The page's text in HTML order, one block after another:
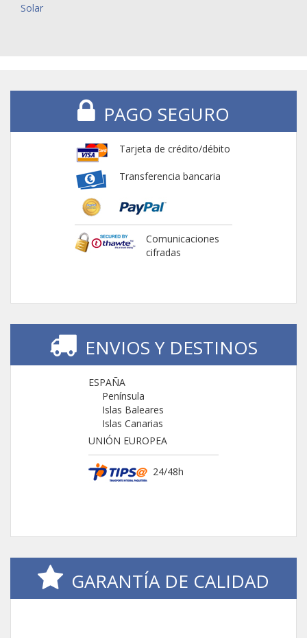
Solar
PAGO SEGURO
Tarjeta de crédito/débito
Transferencia bancaria
Comunicaciones
cifradas
ENVIOS Y DESTINOS
ESPAÑA
Península
Islas Baleares
Islas Canarias
UNIÓN EUROPEA
24/48h
GARANTÍA DE CALIDAD